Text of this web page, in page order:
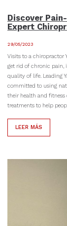
Discover
Expert
29/05/2023
Visits to a chiropractor
get rid of chronic pain,
quality of life. Leading
committed to using
their health and fitness
treatments to help
LEER MÁS